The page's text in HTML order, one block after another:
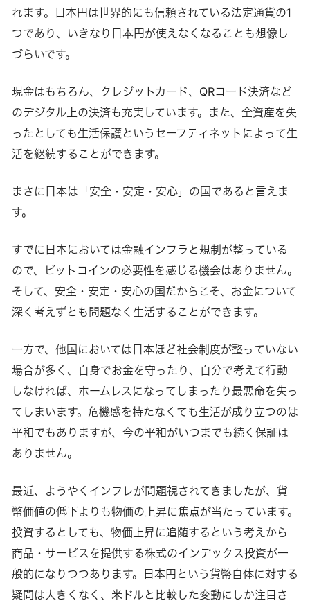
れます。日本円は世界的にも信頼されている法定通貨の1
つであり、いきなり日本円が使えなくなることも想像し
づらいです。
現金はもちろん、クレジットカード、QRコード決済など
のデジタル上の決済も充実しています。また、全資産を失
ったとしても生活保護というセーフティネットによって生
活を継続することができます。
まさに日本は「安全・安定・安心」の国であると言えま
す。
すでに日本においては金融インフラと規制が整っている
ので、ビットコインの必要性を感じる機会はありません。
そして、安全・安定・安心の国だからこそ、お金について
深く考えずとも問題なく生活することができます。
一方で、他国においては日本ほど社会制度が整っていない
場合が多く、自身でお金を守ったり、自分で考えて行動
しなければ、ホームレスになってしまったり最悪命を失っ
てしまいます。危機感を持たなくても生活が成り立つのは
平和でもありますが、今の平和がいつまでも続く保証は
ありません。
最近、ようやくインフレが問題視されてきましたが、貨
幣価値の低下よりも物価の上昇に焦点が当たっています。
投資するとしても、物価上昇に追随するという考えから
商品・サービスを提供する株式のインデックス投資が一
般的になりつつあります。日本円という貨幣自体に対する
疑問は大きくなく、米ドルと比較した変動にしか注目さ